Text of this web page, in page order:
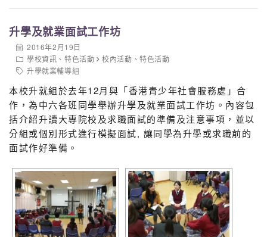
升學及就業面試工作坊
2016年2月19日
學校資訊 、特色活動 校內活動 、特色活動
升學就業輔導組
本校升就組於去年12月與「香港青少年社會服務處」合
作，為中六各班同學舉辦升學及就業面試工作坊。內容包
括介紹升讀大專院校及求職面試的準備及注意事項，並以
分組或個別形式進行模擬面試, 讓同學為升學或求職前的
面試作好準備。